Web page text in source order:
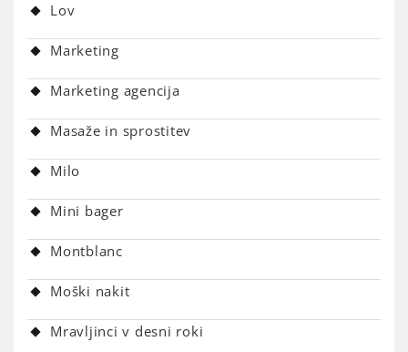
Lov
Marketing
Marketing agencija
Masaže in sprostitev
Milo
Mini bager
Montblanc
Moški nakit
Mravljinci v desni roki